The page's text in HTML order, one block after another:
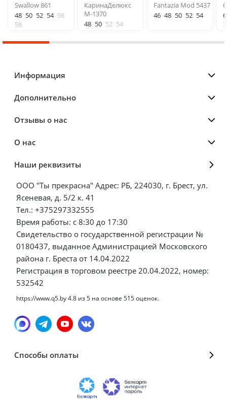
Swallow 861
48 50 52 54 56
58
КаринаДелюкс
М-1370
48 50 52 54
Fantazia Mod 5437
46 48 50 52 54
Информация
Дополнительно
Отзывы о нас
О нас
Наши реквизиты
ООО "Ты прекрасна" Адрес: РБ, 224030, г. Брест, ул.
Ясеневая, д. 5/2 к. 41
Тел.: +375297332555
Время работы: с 8:30 до 17:30
Свидетельство о государственной регистрации №
0180437, выданное Администрацией Московского
района г. Бреста от 14.04.2022
Регистрация в торговом реестре 20.04.2022, номер:
532542
https://www.q5.by4.8 из5 на основе 515оценок.
Способы оплаты